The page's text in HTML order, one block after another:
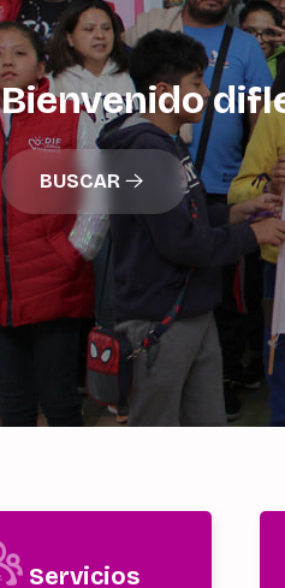
Bienvenido
BUSCAR
Servicios